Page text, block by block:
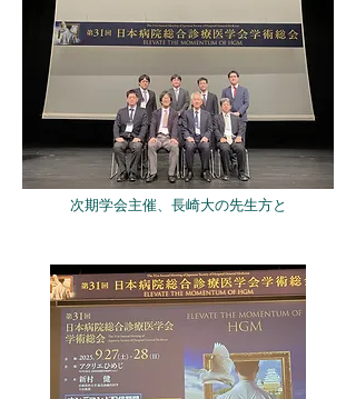
次期学会主催、長崎大の先生方と